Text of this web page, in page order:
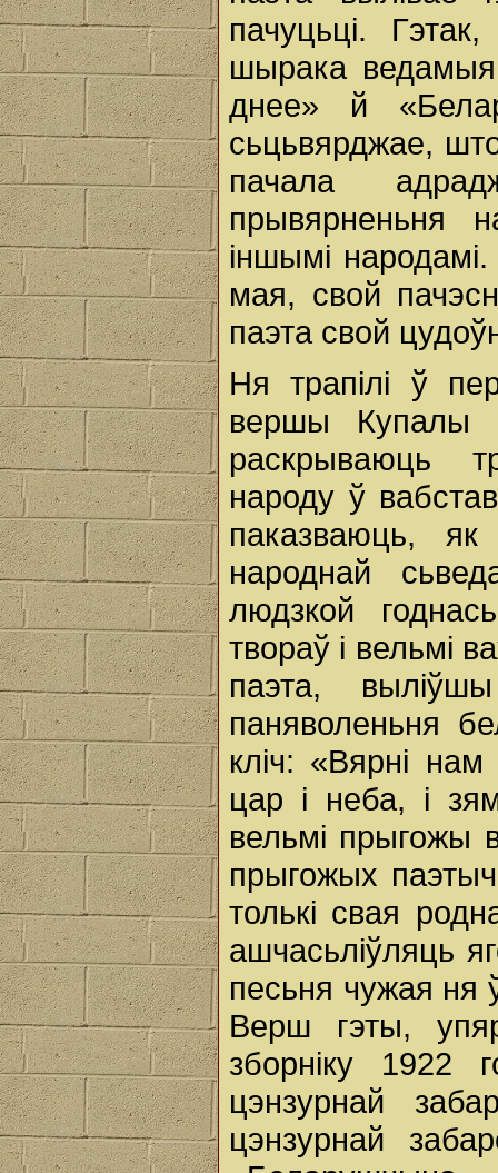
пачуцьці.
шырака
днее» й
сьцьвярджае,
пачала
прывярненьня
іншымі
мая, свой
паэта свой
Ня трапілі ў
вершы Купалы
раскрываюць
народу ў
паказваюць,
народнай
людзкой
твораў i вельмі
паэта,
паняволеньня
кліч: «Вярні
цар i неба, i
вельмі прыгожы
прыгожых
толькі свая
ашчасьліўляць
песьня чужая
Верш гэты,
зборніку 1922
цэнзурнай
цэнзурнай